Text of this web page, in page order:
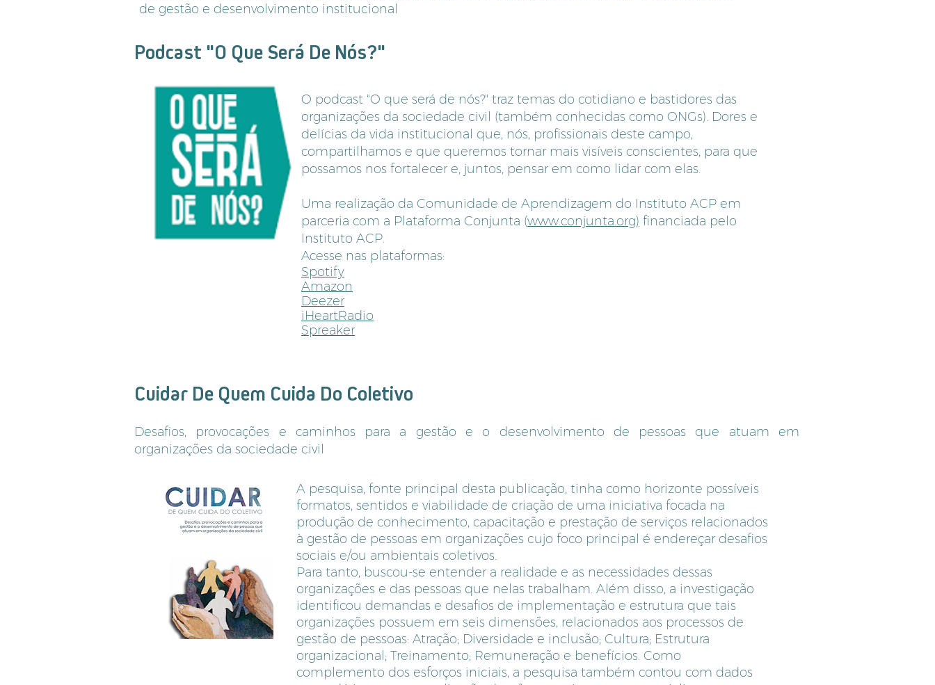
de gestão e desenvolvimento institucional
Podcast "O Que Será De Nós?"
O podcast "O que será de nós?" traz temas do cotidiano e bastidores das
organizações da sociedade civil (também conhecidas como ONGs). Dores e
delícias da vida institucional que, nós, profissionais deste campo,
compartilhamos e que queremos tornar mais visíveis conscientes, para que
possamos nos fortalecer e, juntos, pensar em como lidar com elas.
Uma realização da Comunidade de Aprendizagem do Instituto ACP em
parceria com a Plataforma Conjunta (www.conjunta.org) financiada pelo
Instituto ACP.
Acesse nas plataformas:
Spotify
Amazon
Deezer
iHeartRadio
Spreaker
Cuidar De Quem Cuida Do Coletivo
Desafios, provocações e caminhos para a gestão e o desenvolvimento de pessoas que atuam em
organizações da sociedade civil
A pesquisa, fonte principal desta publicação, tinha como horizonte possíveis
formatos, sentidos e viabilidade de criação de uma iniciativa focada na
produção de conhecimento, capacitação e prestação de serviços relacionados
à gestão de pessoas em organizações cujo foco principal é endereçar desafios
sociais e/ou ambientais coletivos.
Para tanto, buscou-se entender a realidade e as necessidades dessas
organizações e das pessoas que nelas trabalham. Além disso, a investigação
identificou demandas e desafios de implementação e estrutura que tais
organizações possuem em seis dimensões, relacionados aos processos de
gestão de pessoas: Atração; Diversidade e inclusão; Cultura; Estrutura
organizacional; Treinamento; Remuneração e benefícios. Como
complemento dos esforços iniciais, a pesquisa também contou com dados